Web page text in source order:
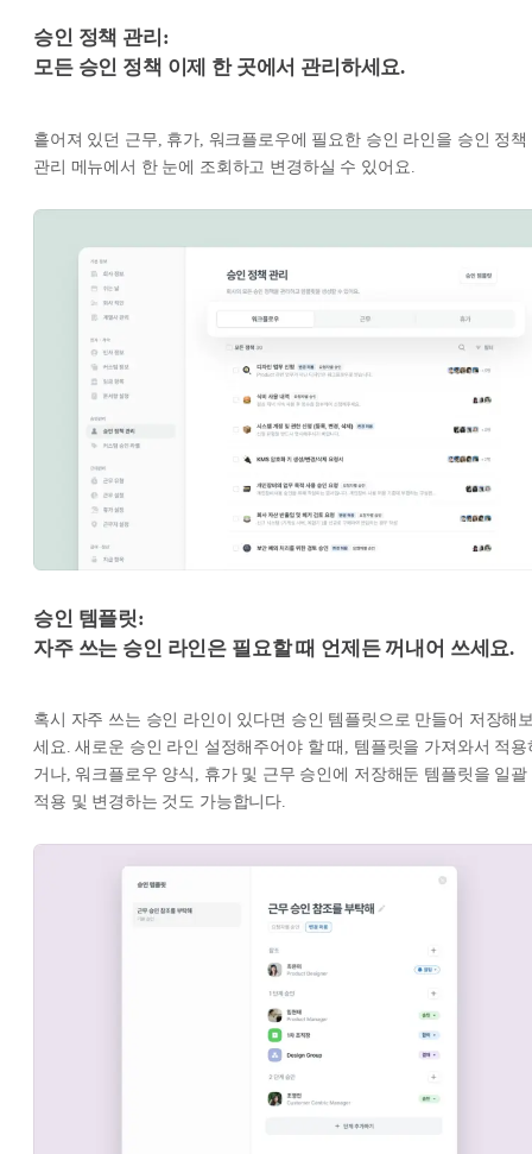
승인 정책 관리:
모든 승인 정책 이제 한 곳에서 관리하세요.
흩어져 있던 근무, 휴가, 워크플로우에 필요한 승인 라인을 승인 정책
관리 메뉴에서 한 눈에 조회하고 변경하실 수 있어요.
승인 템플릿:
자주 쓰는 승인 라인은 필요할 때 언제든 꺼내어 쓰세요.
혹시 자주 쓰는 승인 라인이 있다면 승인 템플릿으로 만들어 저장해
세요. 새로운 승인 라인 설정해주어야 할 때, 템플릿을 가져와서 적용
거나, 워크플로우 양식, 휴가 및 근무 승인에 저장해둔 템플릿을 일괄
적용 및 변경하는 것도 가능합니다.